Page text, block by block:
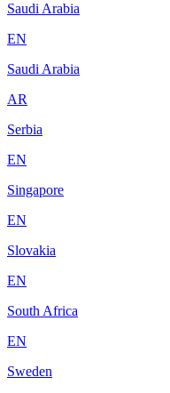
Saudi Arabia
EN
Saudi Arabia
AR
Serbia
EN
Singapore
EN
Slovakia
EN
South Africa
EN
Sweden